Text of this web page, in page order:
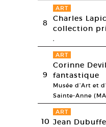
8
ART
Charles
collection
,
9
ART
Corinne
fantastique
Musée d’Art et
Sainte-Anne
10
ART
Jean